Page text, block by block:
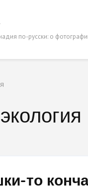
по-русски: о
экология
то